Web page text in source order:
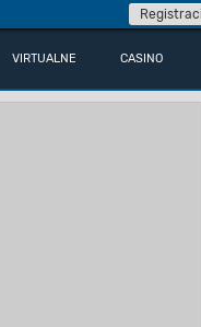
VIRTUALNE CASINO